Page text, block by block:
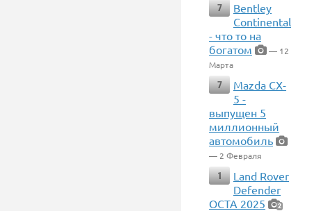
7
Bentley
Continental
- что то на
богатом
— 12
Марта
7
Mazda CX-
5 -
выпущен 5
миллионный
автомобиль
— 2 Февраля
1
Land Rover
Defender
OCTA 2025
2